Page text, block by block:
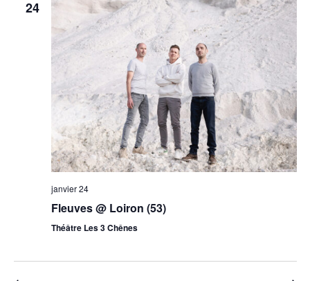
24
janvier 24
Fleuves @ Loiron (53)
Théâtre Les 3 Chênes